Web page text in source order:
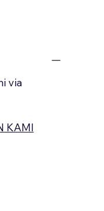
via
KAMI